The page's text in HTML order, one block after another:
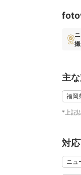
特に
ま
おり
小さ
そん
◆ お
お宮
い仕
神社
主
福岡
*上記
対
ニュ